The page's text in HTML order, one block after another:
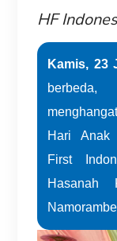
HF
Kamis, 23
berbeda,
Hari Anak
First
Hasanah